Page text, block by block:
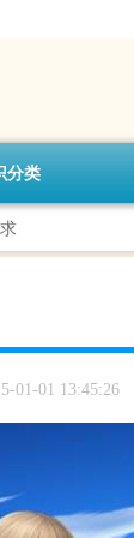
分类
01-01 13:45:26